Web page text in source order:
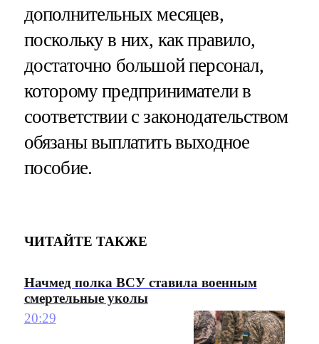
дополнительных месяцев,
поскольку в них, как правило,
достаточно большой персонал,
которому предприниматели в
соответствии с законодательством
обязаны выплатить выходное
пособие.
ЧИТАЙТЕ ТАКЖЕ
Начмед полка ВСУ ставила военным
смертельные уколы
20:29